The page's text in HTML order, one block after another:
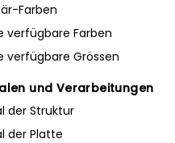
Farben
verfügbare Farben
verfügbare Grössen
und Verarbeitungen
der Struktur
der Platte